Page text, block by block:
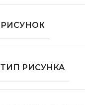
РИСУНОК
ТИП РИСУНКА